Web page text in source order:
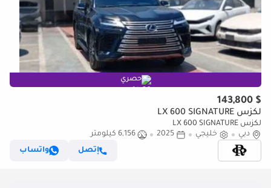
حصري
$ 143,800
لكزس LX 600 SIGNATURE
لكزس LX 600 SIGNATURE
دبي
خليجي 2025
6,156 كيلومتر
إتصل
واتساب